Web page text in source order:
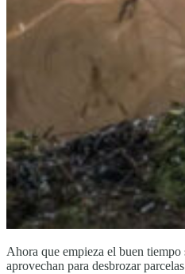
Ahora que empieza el buen tiempo
aprovechan para desbrozar